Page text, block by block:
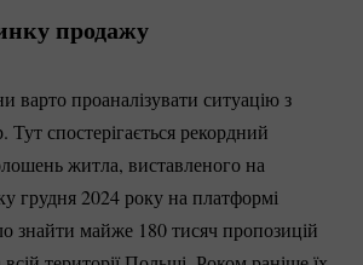
продажу
варто проаналізувати ситуацію з
спостерігається рекордний
житла, виставленого на
грудня 2024 року на платформі
знайти майже 180 тисяч пропозицій